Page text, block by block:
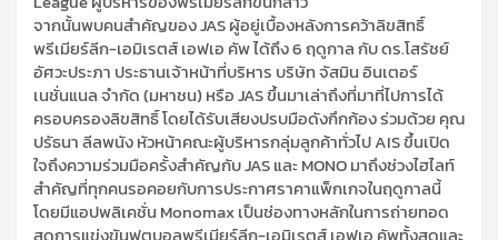
จากนั้นพบคนสำคัญของ JAS ผู้อยู่เบื้องหลังการคว้าลิขสิทธิ์
พรีเมียร์ลีก-เอมิเรตส์ เอฟเอ คัพ ได้ถึง 6 ฤดูกาล กับ ดร.โสรัชย์
อัศวะประภา ประธานเจ้าหน้าที่บริหาร บริษัท จัสมิน อินเตอร์
เนชั่นแนล จำกัด (มหาชน) หรือ JAS ขึ้นมาเล่าถึงที่มาที่ไปการได้
ครอบครองลิขสิทธิ์ โดยได้รับเสียงปรบมือดังกึกก้อง ร่วมด้วย คุณ
ปรัธนา ลีลพนัง หัวหน้าคณะผู้บริหารกลุ่มลูกค้าทั่วไป AIS ขึ้นเปิด
ใจถึงความร่วมมือครั้งสำคัญกับ JAS และ MONO มาถึงช่วงไฮไลท์
สำคัญที่ทุกคนรอคอยกับการประกาศราคาแพ็กเกจในฤดูกาลนี้
โดยมีแอปพลิเคชั่น Monomax เป็นช่องทางหลักในการถ่ายทอด
สดการแข่งขันฟุตบอลพรีเมียร์ลีก-เอมิเรตส์ เอฟเอ คัพทั้งสดและ